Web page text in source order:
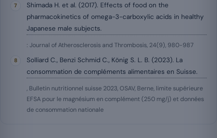
Shimada H. et al. (2017). Effects of food on the
pharmacokinetics of omega-3-carboxylic acids in healthy
Japanese male subjects.
: Journal of Atherosclerosis and Thrombosis, 24(9), 980-987
Solliard C., Benzi Schmid C., König S. L. B. (2023). La
consommation de compléments alimentaires en Suisse.
, Bulletin nutritionnel suisse 2023, OSAV, Berne, limite supérieure
EFSA pour le magnésium en complément (250 mg/j) et données
de consommation nationale